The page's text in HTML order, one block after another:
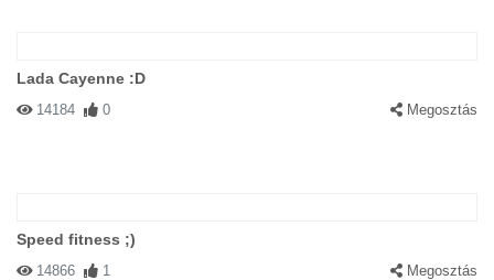
Lada Cayenne :D
14184 0 Megosztás
Speed fitness ;)
14866 1 Megosztás